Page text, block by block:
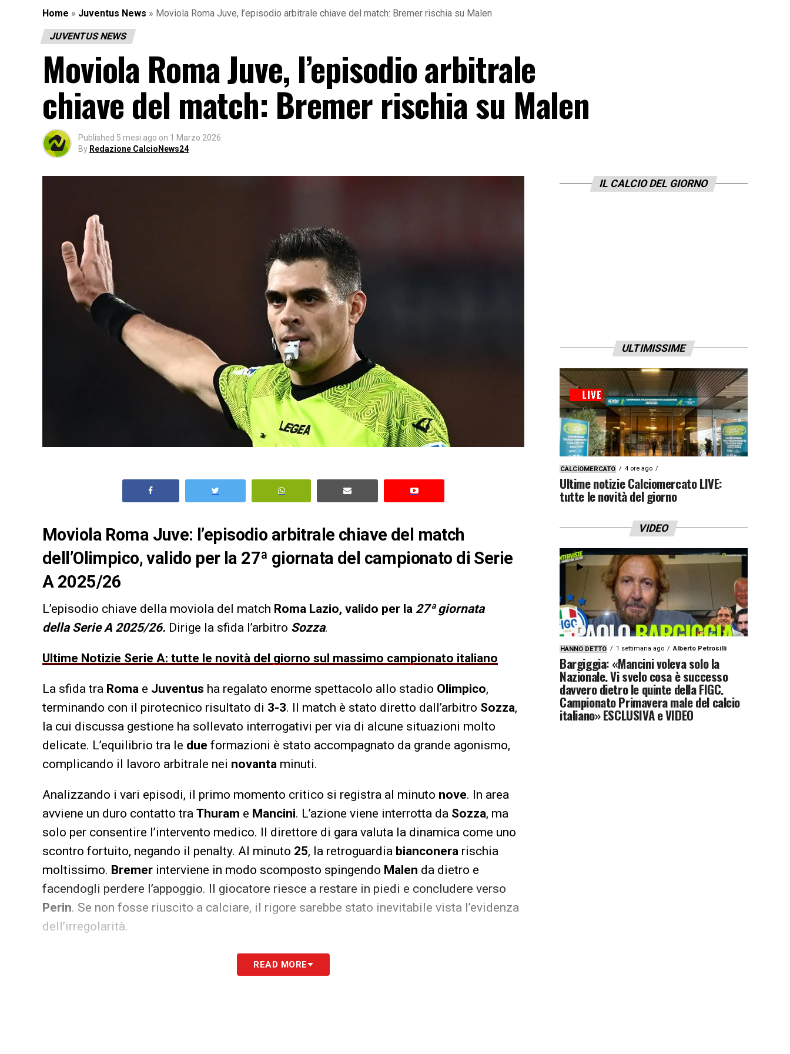
Home » Juventus News » Moviola Roma Juve, l’episodio arbitrale chiave del match: Bremer rischia su Malen
JUVENTUS NEWS
Moviola Roma Juve, l’episodio arbitrale
chiave del match: Bremer rischia su Malen
Published 5 mesi ago on 1 Marzo 2026
By Redazione CalcioNews24
Moviola Roma Juve: l’episodio arbitrale chiave del match
dell’Olimpico, valido per la 27ª giornata del campionato di Serie
A 2025/26
L’episodio chiave della moviola del match Roma Lazio, valido per la 27ª giornata
della Serie A 2025/26. Dirige la sfida l’arbitro Sozza.
Ultime Notizie Serie A: tutte le novità del giorno sul massimo campionato italiano
La sfida tra Roma e Juventus ha regalato enorme spettacolo allo stadio Olimpico,
terminando con il pirotecnico risultato di 3-3. Il match è stato diretto dall’arbitro Sozza,
la cui discussa gestione ha sollevato interrogativi per via di alcune situazioni molto
delicate. L’equilibrio tra le due formazioni è stato accompagnato da grande agonismo,
complicando il lavoro arbitrale nei novanta minuti.
Analizzando i vari episodi, il primo momento critico si registra al minuto nove. In area
avviene un duro contatto tra Thuram e Mancini. L’azione viene interrotta da Sozza, ma
solo per consentire l’intervento medico. Il direttore di gara valuta la dinamica come uno
scontro fortuito, negando il penalty. Al minuto 25, la retroguardia bianconera rischia
moltissimo. Bremer interviene in modo scomposto spingendo Malen da dietro e
facendogli perdere l’appoggio. Il giocatore riesce a restare in piedi e concludere verso
Perin. Se non fosse riuscito a calciare, il rigore sarebbe stato inevitabile vista l’evidenza
dell’irregolarità.
Le proteste continuano al minuto 28.Koopmeinerspenetra in area e subisce una vistosa
. Sulla sterzata, il tesserato cade a terra reclamando il tiro dal
READ MORE
IL CALCIO DEL GIORNO
ULTIMISSIME
CALCIOMERCATO 4 ore ago
Ultime notizie Calciomercato LIVE:
tutte le novità del giorno
VIDEO
HANNO DETTO 1 settimana ago Alberto Petrosilli
Bargiggia: «Mancini voleva solo la
Nazionale. Vi svelo cosa è successo
davvero dietro le quinte della FIGC.
Campionato Primavera male del calcio
italiano» ESCLUSIVA e VIDEO